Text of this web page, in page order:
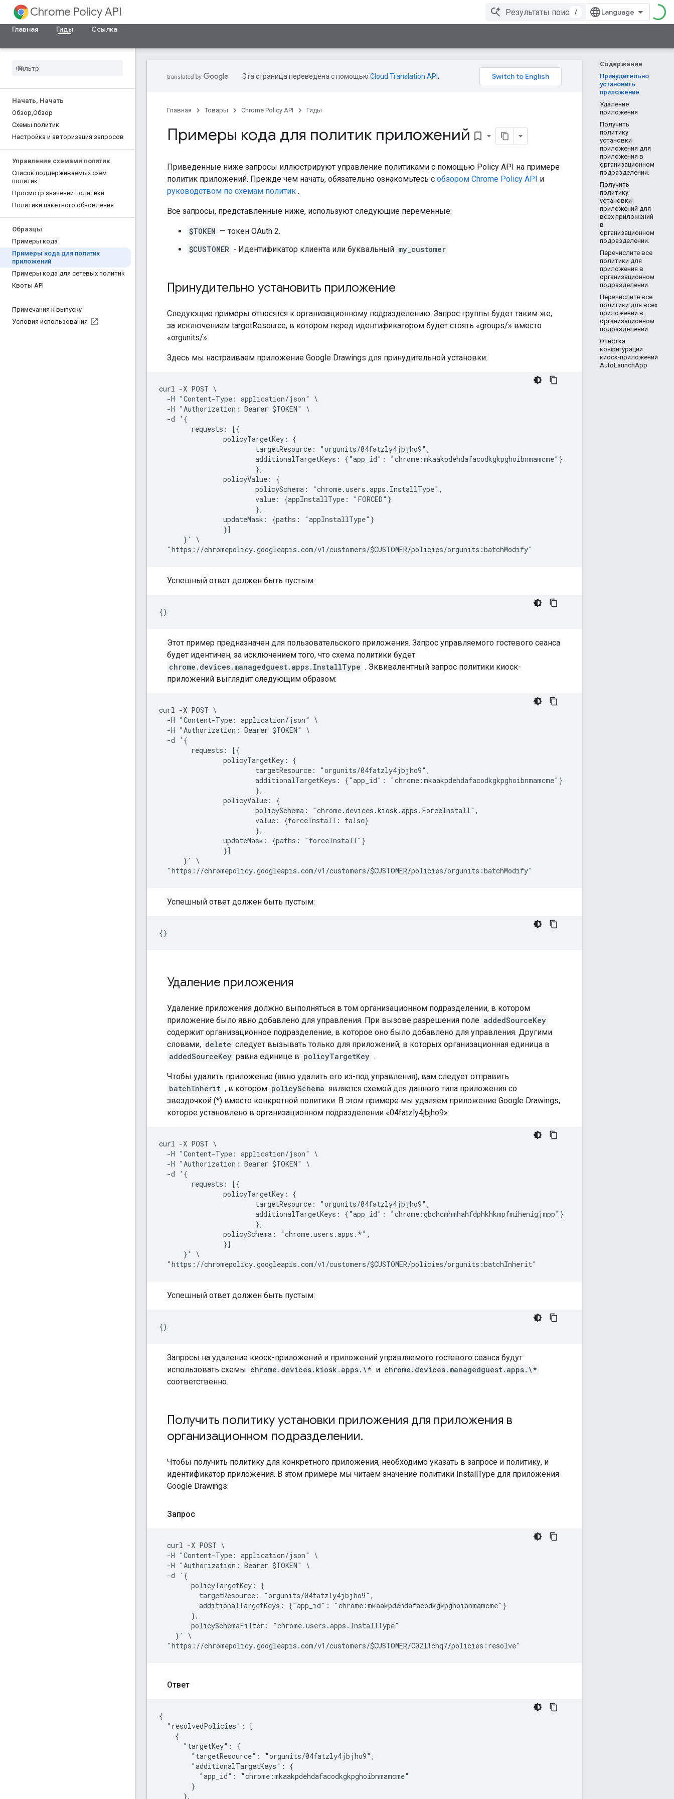
Chrome Policy API
/
Главная
Гиды Ссылка
Начать, Начать
Обзор,Обзор
Схемы политик
Настройка и авторизация запросов
Управление схемами политик
Список поддерживаемых схем
политик
Просмотр значений политики
Политики пакетного обновления
Образцы
Примеры кода
Примеры кода для политик
приложений
Примеры кода для сетевых политик
Квоты API
Примечания к выпуску
Условия использования
Содержание
Принудительно
установить
приложение
Удаление
приложения
Получить
политику
установки
приложения для
приложения в
организационном
подразделении.
Получить
политику
установки
приложений для
всех приложений
в
организационном
подразделении.
Перечислите все
политики для
приложения в
организационном
подразделении.
Перечислите все
политики для всех
приложений в
организационном
подразделении.
Очистка
конфигурации
киоск-приложений
AutoLaunchApp
Эта страница переведена с помощью Cloud Translation API
Главная Товары Chrome Policy API Гиды
Примеры кода для политик приложений bookmark_border
Приведенные ниже запросы иллюстрируют управление политиками с помощью Policy API на примере
политик приложений. Прежде чем начать, обязательно ознакомьтесь с обзором Chrome Policy API и
руководством по схемам политик .
Все запросы, представленные ниже, используют следующие переменные:
$TOKEN — токен OAuth 2.
$CUSTOMER - Идентификатор клиента или буквальный my_customer
Принудительно установить приложение
Следующие примеры относятся к организационному подразделению. Запрос группы будет таким же,
за исключением targetResource, в котором перед идентификатором будет стоять «groups/» вместо
«orgunits/».
Здесь мы настраиваем приложение Google Drawings для принудительной установки:
curl -X POST \
  -H "Content-Type: application/json" \
  -H "Authorization: Bearer $TOKEN" \
  -d '{
        requests: [{
                policyTargetKey: {
                        targetResource: "orgunits/04fatzly4jbjho9",
                        additionalTargetKeys: {"app_id": "chrome:mkaakpdehdafacodkgkpghoibnmamcme"}
                        },
                policyValue: {
                        policySchema: "chrome.users.apps.InstallType",
                        value: {appInstallType: "FORCED"}
                        },
                updateMask: {paths: "appInstallType"}
                }]
      }' \
Успешный ответ должен быть пустым:
Этот пример предназначен для пользовательского приложения. Запрос управляемого гостевого сеанса
будет идентичен, за исключением того, что схема политики будет
chrome.devices.managedguest.apps.InstallType . Эквивалентный запрос политики киоск-
приложений выглядит следующим образом:
curl -X POST \
  -H "Content-Type: application/json" \
  -H "Authorization: Bearer $TOKEN" \
  -d '{
        requests: [{
                policyTargetKey: {
                        targetResource: "orgunits/04fatzly4jbjho9",
                        additionalTargetKeys: {"app_id": "chrome:mkaakpdehdafacodkgkpghoibnmamcme"}
                        },
                policyValue: {
                        policySchema: "chrome.devices.kiosk.apps.ForceInstall",
                        value: {forceInstall: false}
                        },
                updateMask: {paths: "forceInstall"}
                }]
      }' \
Успешный ответ должен быть пустым:
Удаление приложения
Удаление приложения должно выполняться в том организационном подразделении, в котором
приложение было явно добавлено для управления. При вызове разрешения поле addedSourceKey
содержит организационное подразделение, в которое оно было добавлено для управления. Другими
словами, delete следует вызывать только для приложений, в которых организационная единица в
addedSourceKey равна единице в policyTargetKey .
Чтобы удалить приложение (явно удалить его из-под управления), вам следует отправить
batchInherit , в котором policySchema является схемой для данного типа приложения со
звездочкой (*) вместо конкретной политики. В этом примере мы удаляем приложение Google Drawings,
которое установлено в организационном подразделении «04fatzly4jbjho9»:
curl -X POST \
  -H "Content-Type: application/json" \
  -H "Authorization: Bearer $TOKEN" \
  -d '{
        requests: [{
                policyTargetKey: {
                        targetResource: "orgunits/04fatzly4jbjho9",
                        additionalTargetKeys: {"app_id": "chrome:gbchcmhmhahfdphkhkmpfmihenigjmpp"}
                        },
                policySchema: "chrome.users.apps.*",
                }]
      }' \
Успешный ответ должен быть пустым:
Запросы на удаление киоск-приложений и приложений управляемого гостевого сеанса будут
использовать схемы chrome.devices.kiosk.apps.\* и chrome.devices.managedguest.apps.\*
соответственно.
Получить политику установки приложения для приложения в
организационном подразделении.
Чтобы получить политику для конкретного приложения, необходимо указать в запросе и политику, и
идентификатор приложения. В этом примере мы читаем значение политики InstallType для приложения
Google Drawings:
Запрос
  curl -X POST \
  -H "Content-Type: application/json" \
  -H "Authorization: Bearer $TOKEN" \
  -d '{
        policyTargetKey: {
          targetResource: "orgunits/04fatzly4jbjho9",
          additionalTargetKeys: {"app_id": "chrome:mkaakpdehdafacodkgkpghoibnmamcme"}
        },
        policySchemaFilter: "chrome.users.apps.InstallType"
    }' \
Ответ
{
  "resolvedPolicies": [
    {
      "targetKey": {
        "targetResource": "orgunits/04fatzly4jbjho9",
        "additionalTargetKeys": {
          "app_id": "chrome:mkaakpdehdafacodkgkpghoibnmamcme"
        }
      },